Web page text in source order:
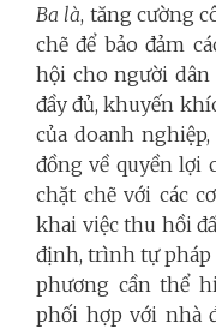
Ba là, tăng cường
chẽ để bảo đảm
hội cho người dân
đầy đủ, khuyến
của doanh
đồng về quyền lợi
chặt chẽ với các
khai việc thu hồi
định, trình tự pháp
phương cần thể
phối hợp với nhà